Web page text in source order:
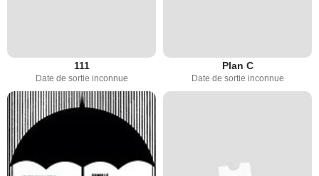
111
Date de sortie inconnue
Plan C
Date de sortie inconnue